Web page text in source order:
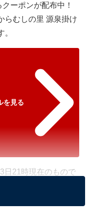
ーポンが配布中！
らむしの里 源泉掛け
を見る
日21時現在のもので
ます。
利用により、売上の一部が